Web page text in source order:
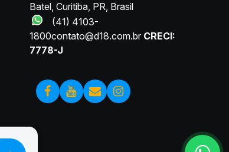
Eufrásio, 955, 80540-010, Juvevê, Curitiba,
Batel, Curitiba, PR, Brasil
(41) 4103-
1800contato@d18.com.brCRECI:
7778-J